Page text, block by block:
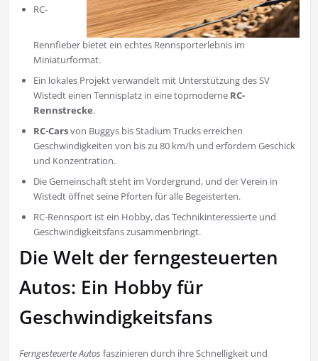
RC-
Rennfieber bietet ein echtes Rennsporterlebnis im
Miniaturformat.
Ein lokales Projekt verwandelt mit Unterstützung des SV
Wistedt einen Tennisplatz in eine topmoderne RC-
Rennstrecke.
RC-Carsvon Buggys bis Stadium Trucks erreichen
Geschwindigkeiten von bis zu 80 km/h und erfordern Geschick
und Konzentration.
Die Gemeinschaft steht im Vordergrund, und der Verein in
Wistedt öffnet seine Pforten für alle Begeisterten.
RC-Rennsport ist ein Hobby, das Technikinteressierte und
Geschwindigkeitsfans zusammenbringt.
Die Welt der ferngesteuerten
Autos: Ein Hobby für
Geschwindigkeitsfans
Ferngesteuerte Autos faszinieren durch ihre Schnelligkeit und